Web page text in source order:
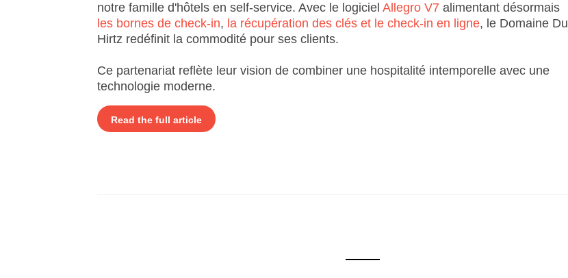
notre famille d'hôtels en self-service. Avec le logiciel Allegro V7 alimentant désormais
les bornes de check-in, la récupération des clés et le check-in en ligne, le Domaine Du
Hirtz redéfinit la commodité pour ses clients.
Ce partenariat reflète leur vision de combiner une hospitalité intemporelle avec une
technologie moderne.
Read the full article